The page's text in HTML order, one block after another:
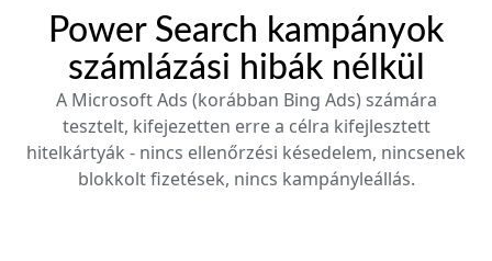
Power Search kampányok
számlázási hibák nélkül
A Microsoft Ads (korábban Bing Ads) számára
tesztelt, kifejezetten erre a célra kifejlesztett
hitelkártyák - nincs ellenőrzési késedelem, nincsenek
blokkolt fizetések, nincs kampányleállás.